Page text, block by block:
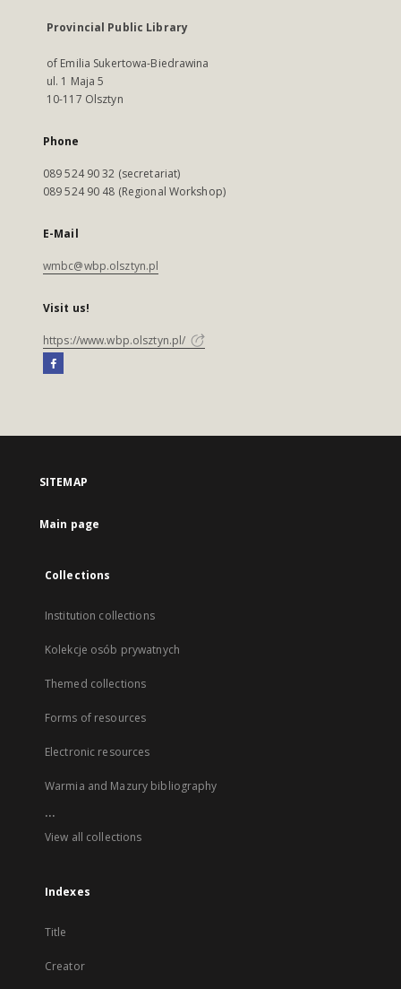
Provincial Public Library
of Emilia Sukertowa-Biedrawina
ul. 1 Maja 5
10-117 Olsztyn
Phone
089 524 90 32 (secretariat)
089 524 90 48 (Regional Workshop)
E-Mail
wmbc@wbp.olsztyn.pl
Visit us!
https://www.wbp.olsztyn.pl/
SITEMAP
Main page
Collections
Institution collections
Kolekcje osób prywatnych
Themed collections
Forms of resources
Electronic resources
Warmia and Mazury bibliography
...
View all collections
Indexes
Title
Creator